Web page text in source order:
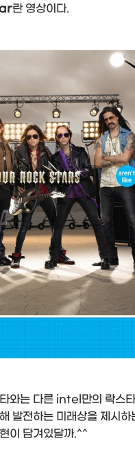
란 영상이다.
와는 다른 intel만의 락스
발전하는 미래상을 제시
이 담겨있달까.^^